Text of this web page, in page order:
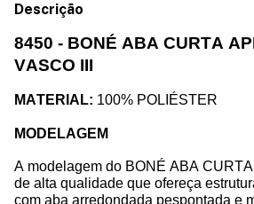
Descrição
8450 - BONÉ ABA CURTA
VASCO III
MATERIAL: 100% POLIÉSTER
MODELAGEM
A modelagem do BONÉ ABA CURTA
de alta qualidade que ofereça
com aba arredondada pespontada e